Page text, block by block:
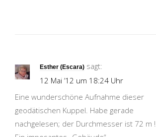
Esther (Escara) sagt:
12 Mai ’12 um 18:24 Uhr
Eine wunderschöne Aufnahme dieser
geodätischen Kuppel. Habe gerade
nachgelesen; der Durchmesser ist 72 m !